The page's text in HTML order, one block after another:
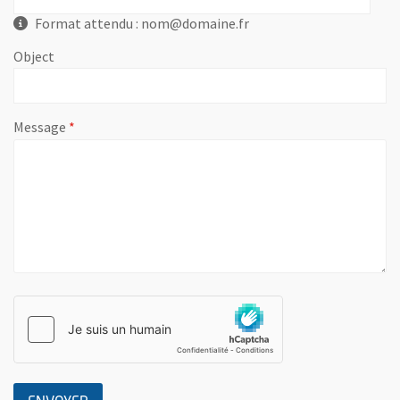
Format attendu : nom@domaine.fr
Object
Message , champ obligatoire